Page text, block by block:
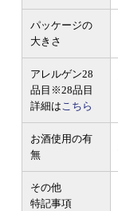
パッケージの
大きさ
アレルゲン28
品目 ※28品目
詳細はこちら
お酒使用の有
無
その他
特記事項